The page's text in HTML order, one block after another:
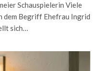
Schauspielerin Viele
dem Begriff Ehefrau Ingrid
sich…